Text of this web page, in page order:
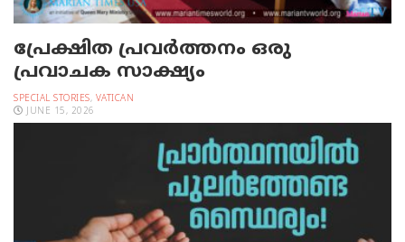
പ്രേക്ഷിത പ്രവര്‍ത്തനം ഒരു
പ്രവാചക സാക്ഷ്യം
SPECIAL STORIES, VATICAN
JUNE 15, 2026